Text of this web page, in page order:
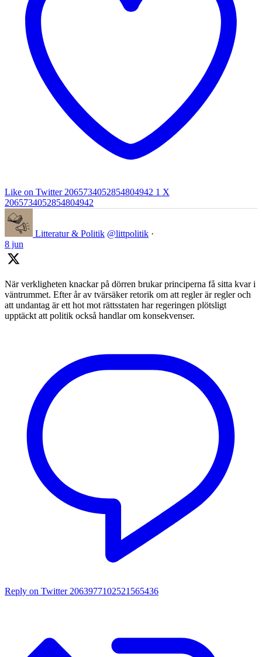
Like on Twitter 2065734052854804942 1 X
2065734052854804942
Litteratur & Politik @littpolitik ·
8 jun
När verkligheten knackar på dörren brukar principerna få sitta kvar i
väntrummet. Efter år av tvärsäker retorik om att regler är regler och
att undantag är ett hot mot rättsstaten har regeringen plötsligt
upptäckt att politik också handlar om konsekvenser.
Reply on Twitter 2063977102521565436